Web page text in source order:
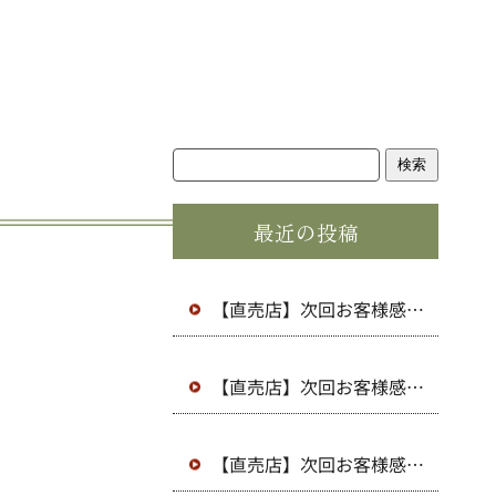
検索
最近の投稿
【直売店】次回お客様感謝
デーおよび店休日（8月）
【直売店】次回お客様感謝
デーおよび店休日（7月）
【直売店】次回お客様感謝
デーおよび店休日（6月）